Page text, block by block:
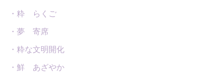
・粋 らくご
・夢 寄席
・粋な文明開化
・鮮 あざやか